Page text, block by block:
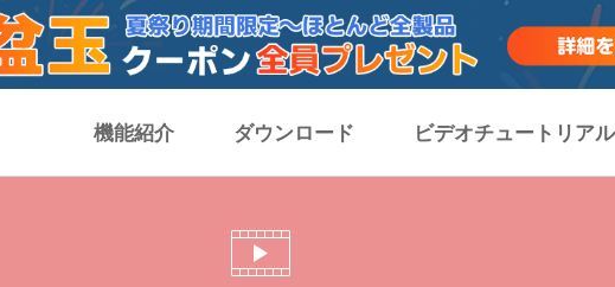
機能紹介 ダウンロード ビデオチュートリアル